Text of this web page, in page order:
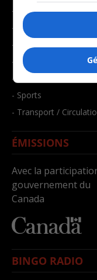
- Économie
- Éducation
- Environnement
- Faits divers
- Santé et bien-être
- Sports
- Transport /
ÉMISSIONS
Avec la
gouvernement du
Canada
BINGO RADIO